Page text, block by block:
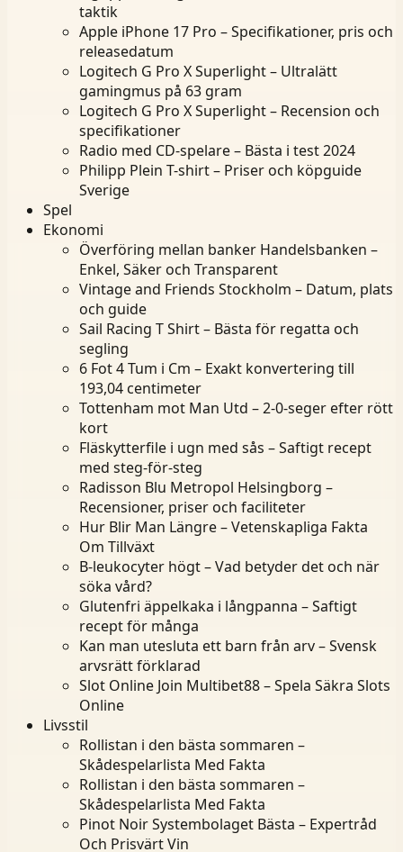
taktik
Apple iPhone 17 Pro – Specifikationer, pris och
releasedatum
Logitech G Pro X Superlight – Ultralätt
gamingmus på 63 gram
Logitech G Pro X Superlight – Recension och
specifikationer
Radio med CD-spelare – Bästa i test 2024
Philipp Plein T-shirt – Priser och köpguide
Sverige
Spel
Ekonomi
Överföring mellan banker Handelsbanken –
Enkel, Säker och Transparent
Vintage and Friends Stockholm – Datum, plats
och guide
Sail Racing T Shirt – Bästa för regatta och
segling
6 Fot 4 Tum i Cm – Exakt konvertering till
193,04 centimeter
Tottenham mot Man Utd – 2-0-seger efter rött
kort
Fläskytterfile i ugn med sås – Saftigt recept
med steg-för-steg
Radisson Blu Metropol Helsingborg –
Recensioner, priser och faciliteter
Hur Blir Man Längre – Vetenskapliga Fakta
Om Tillväxt
B-leukocyter högt – Vad betyder det och när
söka vård?
Glutenfri äppelkaka i långpanna – Saftigt
recept för många
Kan man utesluta ett barn från arv – Svensk
arvsrätt förklarad
Slot Online Join Multibet88 – Spela Säkra Slots
Online
Livsstil
Rollistan i den bästa sommaren –
Skådespelarlista Med Fakta
Rollistan i den bästa sommaren –
Skådespelarlista Med Fakta
Pinot Noir Systembolaget Bästa – Expertråd
Och Prisvärt Vin